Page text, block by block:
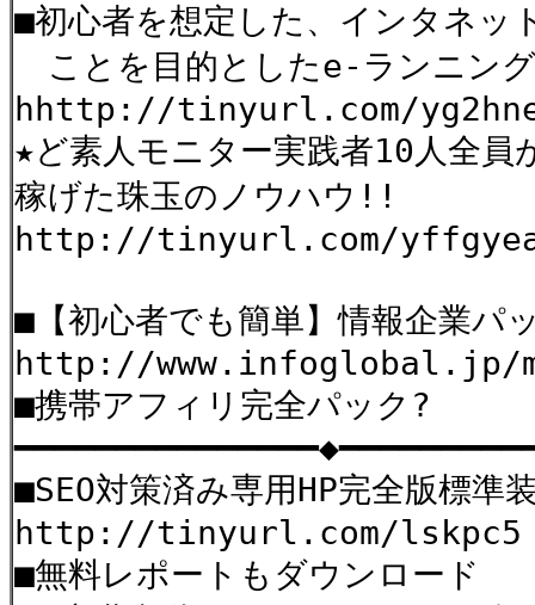
■初心者を想定した、インタネッ
ことを目的としたe-ランニン
hhttp://tinyurl.com/
★ど素人モニター実践者10人全員
稼げた珠玉のノウハウ!!
http://tinyurl.com/
■【初心者でも簡単】情報企業パ
http://www.infoglobal.jp/
■携帯アフィリ完全パック?
■SEO対策済み専用HP完全版標
http://tinyurl.com/lskpc5
■無料レポートもダウンロード